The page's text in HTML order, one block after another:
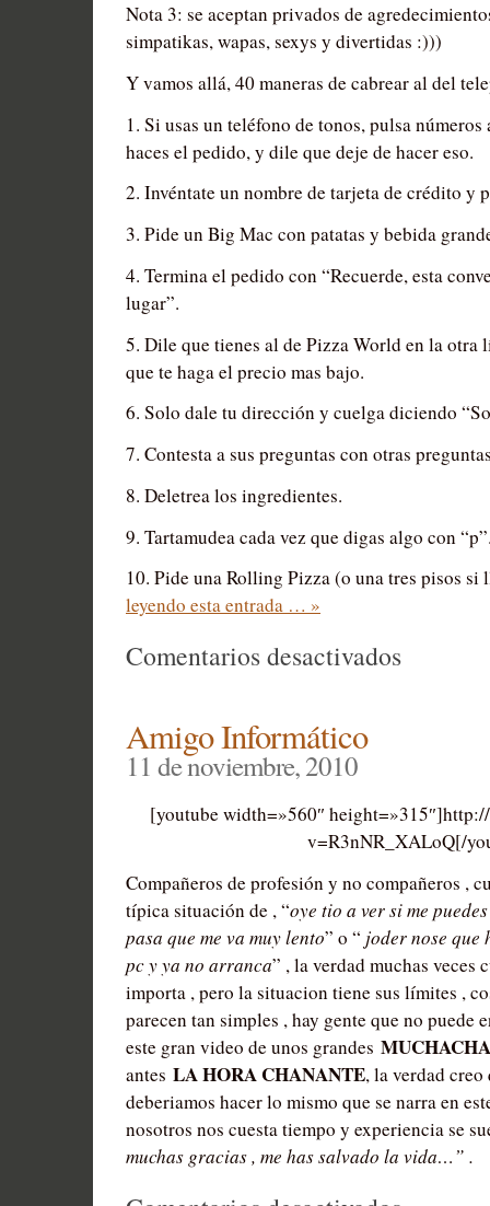
Nota 3: se aceptan privados de
simpatikas, wapas, sexys y divertidas :)))
Y vamos allá, 40 maneras de cabrear al del
1. Si usas un teléfono de tonos, pulsa
haces el pedido, y dile que deje de hacer eso.
2. Invéntate un nombre de tarjeta de crédito y
3. Pide un Big Mac con patatas y bebida
4. Termina el pedido con “Recuerde, esta
lugar”.
5. Dile que tienes al de Pizza World en la otra
que te haga el precio mas bajo.
6. Solo dale tu dirección y cuelga diciendo
7. Contesta a sus preguntas con otras
8. Deletrea los ingredientes.
9. Tartamudea cada vez que digas algo con
10. Pide una Rolling Pizza (o una tres pisos
leyendo esta entrada … »
Comentarios desactivados
del
de
Telepizza
Amigo Informático
11 de noviembre, 2010
[youtube width=»560″
v=R3nNR_XALoQ[/
Compañeros de profesión y no compañeros ,
típica situación de , “oye tio a ver si me
pasa que me va muy lento” o “ joder nose que
pc y ya no arranca” , la verdad muchas veces
importa , pero la situacion tiene sus límites ,
parecen tan simples , hay gente que no puede
este gran video de unos grandes
antes LA HORA CHANANTE, la verdad creo
deberiamos hacer lo mismo que se narra en
nosotros nos cuesta tiempo y experiencia se
muchas gracias , me has salvado la vida…” .